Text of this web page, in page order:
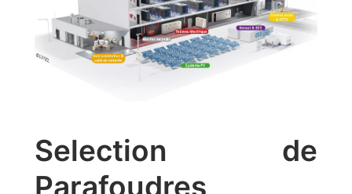
Selection de
Parafoudres